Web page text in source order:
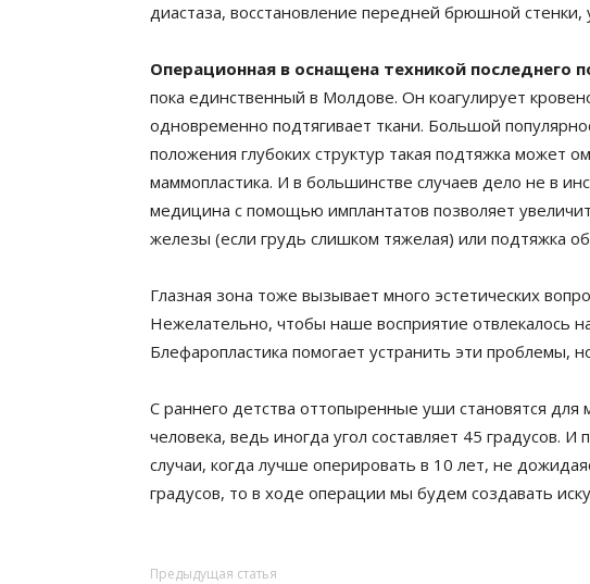
диастаза, восстановление передней брюшной
Операционная в оснащена техникой последнего
пока единственный в Молдове. Он коагулирует
одновременно подтягивает ткани. Большой
положения глубоких структур такая подтяжка может
маммопластика. И в большинстве случаев дело не в
медицина с помощью имплантатов позволяет
железы (если грудь слишком тяжелая) или подтяжка
Глазная зона тоже вызывает много эстетических
Нежелательно, чтобы наше восприятие отвлекалось
Блефаропластика помогает устранить эти проблемы,
С раннего детства оттопыренные уши становятся
человека, ведь иногда угол составляет 45 градусов.
случаи, когда лучше оперировать в 10 лет, не
градусов, то в ходе операции мы будем создавать
Предыдущая статья